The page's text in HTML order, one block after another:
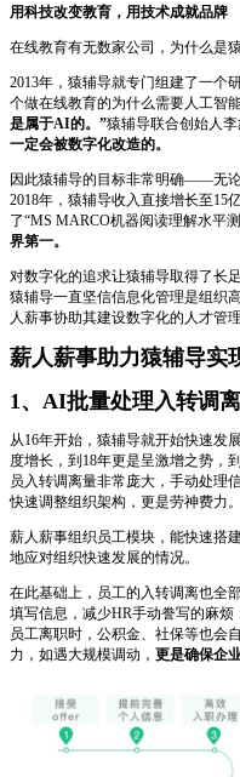
用科技改变教育，用技术成就品牌
在线教育有无数家公司，为什么是
2013年，猿辅导就专门组建了一个
个做在线教育的为什么需要人工智
是属于AI的。”猿辅导联合创始人
一定会被数字化改造的。
因此猿辅导的目标非常明确——无
2018年，猿辅导收入直接增长至15
了“MS MARCO机器阅读理解水平
界第一。
对数字化的追求让猿辅导取得了长
猿辅导一直坚信信息化管理是组织
人薪事协助其建设数字化的人才管理
薪人薪事助力猿辅导实
1、AI批量处理入转调
从16年开始，猿辅导就开始快速发
度增长，到18年更是呈激增之势，
员入转调离量非常庞大，手动处理
快速调整组织架构，更是劳神费力。
薪人薪事组织员工模块，能快速搭
地应对组织快速发展的情况。
在此基础上，员工的入转调离也全
填写信息，减少HR手动誊写的麻烦
员工离职时，公积金、社保等也会
力，如遇大规模调动， 更是确保企